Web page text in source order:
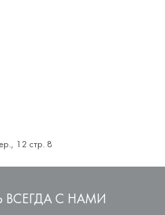
12 стр. 8
ВСЕГДА С НАМИ